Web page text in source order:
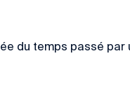
du temps passé par